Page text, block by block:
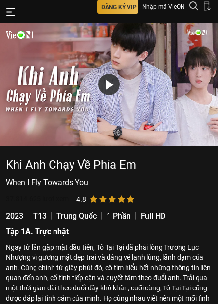
ĐĂNG KÝ VIP Nhập mã VieON
Khi Anh Chạy Về Phía Em
When I Fly Towards You
4.8
2023 T13 Trung Quốc 1 Phần
Full HD
Tập 1A. Trực nhật
Ngay từ lần gặp mặt đầu tiên, Tô Tại Tại đã phải lòng Trương Lục
Nhượng vì gương mặt đẹp trai và dáng vẻ lạnh lùng, lãnh đạm của
anh. Cũng chính từ giây phút đó, cô tìm hiểu hết những thông tin liên
quan đến anh, cố tình tiếp cận và quyết tâm theo đuổi anh. Trải qua
một thời gian dài theo đuổi đầy khó khăn, cuối cùng, Tô Tại Tại cũng
được đáp lại tình cảm của mình. Họ cùng nhau viết nên một mối tình